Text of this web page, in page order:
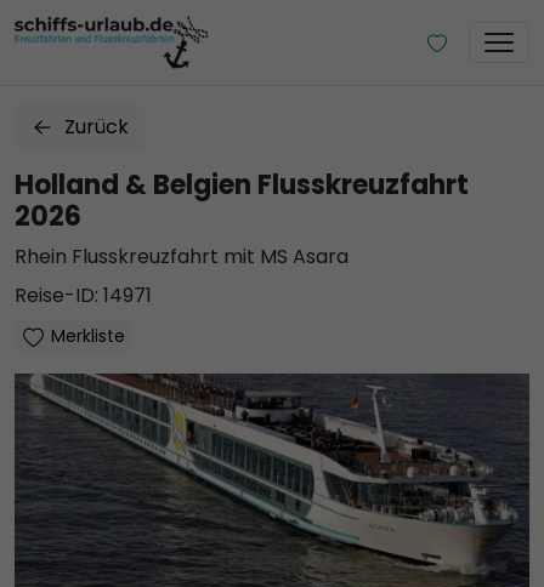
Zurück
Holland & Belgien Flusskreuzfahrt
2026
Rhein Flusskreuzfahrt mit MS Asara
Reise-ID: 14971
Merkliste